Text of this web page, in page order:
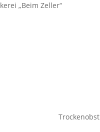
„Beim Zeller“
Trockenobst